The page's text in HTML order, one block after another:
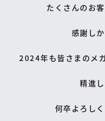
たくさんのお
感謝し
2024年も皆さまのメ
精進
何卒よろし